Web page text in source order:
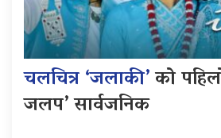
चलचित्र ‘जलाकी’को
जलप’ सार्वजनिक